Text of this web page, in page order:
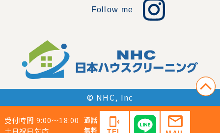
受付時間 9:00〜18:00
土日祝日対応
通話
無料
phonelink_ring mail
Follow me
© NHC, Inc